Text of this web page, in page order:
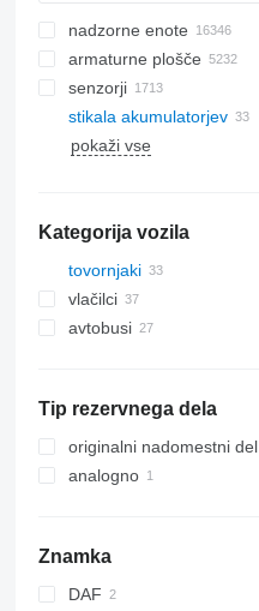
nadzorne enote
armaturne plošče
senzorji
stikala akumulatorjev
pokaži vse
Kategorija vozila
tovornjaki
vlačilci
avtobusi
Tip rezervnega dela
originalni nadomestni del
analogno
Znamka
DAF